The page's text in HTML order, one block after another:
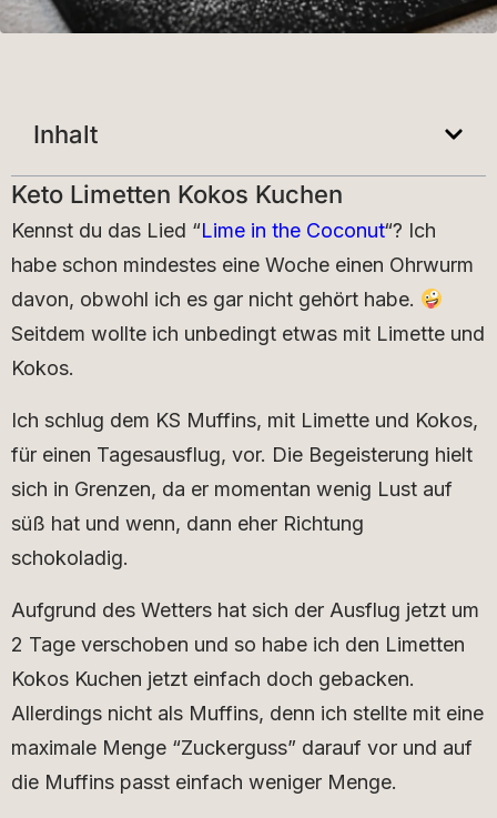
Inhalt
Keto Limetten Kokos Kuchen
Kennst du das Lied “Lime in the Coconut“? Ich
habe schon mindestes eine Woche einen Ohrwurm
davon, obwohl ich es gar nicht gehört habe.
Seitdem wollte ich unbedingt etwas mit Limette und
Kokos.
Ich schlug dem KS Muffins, mit Limette und Kokos,
für einen Tagesausflug, vor. Die Begeisterung hielt
sich in Grenzen, da er momentan wenig Lust auf
süß hat und wenn, dann eher Richtung
schokoladig.
Aufgrund des Wetters hat sich der Ausflug jetzt um
2 Tage verschoben und so habe ich den Limetten
Kokos Kuchen jetzt einfach doch gebacken.
Allerdings nicht als Muffins, denn ich stellte mit eine
maximale Menge “Zuckerguss” darauf vor und auf
die Muffins passt einfach weniger Menge.